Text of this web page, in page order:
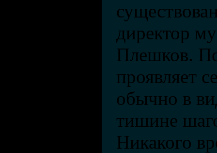
директор
Плешков.
проявляет
обычно в
тишине
Никакого